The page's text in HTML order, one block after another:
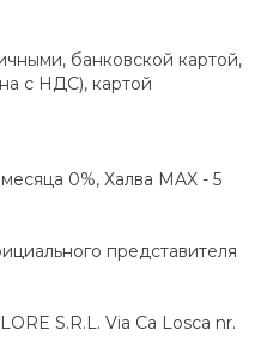
банковской картой,
с НДС), картой
0%, Халва MAX - 5
представителя
S.R.L. Via Ca Losca nr.